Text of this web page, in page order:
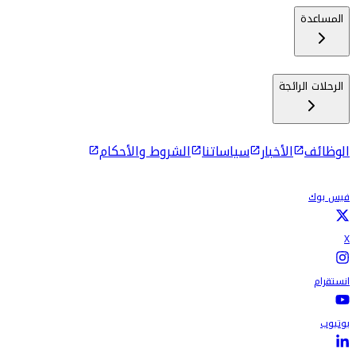
المساعدة
الرحلات الرائجة
الوظائف الأخبار سياساتنا الشروط والأحكام
فيس بوك
X
انستقرام
يوتيوب